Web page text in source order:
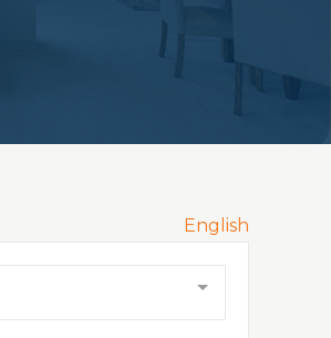
English